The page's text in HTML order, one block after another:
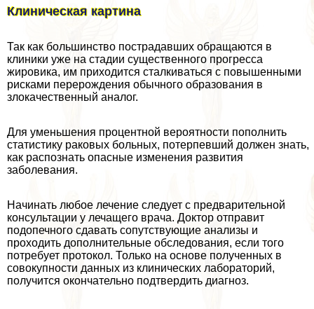
Клиническая картина
Так как большинство пострадавших обращаются в
клиники уже на стадии существенного прогресса
жировика, им приходится сталкиваться с повышенными
рисками перерождения обычного образования в
злокачественный аналог.
Для уменьшения процентной вероятности пополнить
статистику paковых больных, потерпевший должен знать,
как распознать опасные изменения развития
заболевания.
Начинать любое лечение следует с предварительной
консультации у лечащего врача. Доктор отправит
подопечного сдавать сопутствующие анализы и
проходить дополнительные обследования, если того
потребует протокол. Только на основе полученных в
совокупности данных из клинических лабораторий,
получится окончательно подтвердить диагноз.